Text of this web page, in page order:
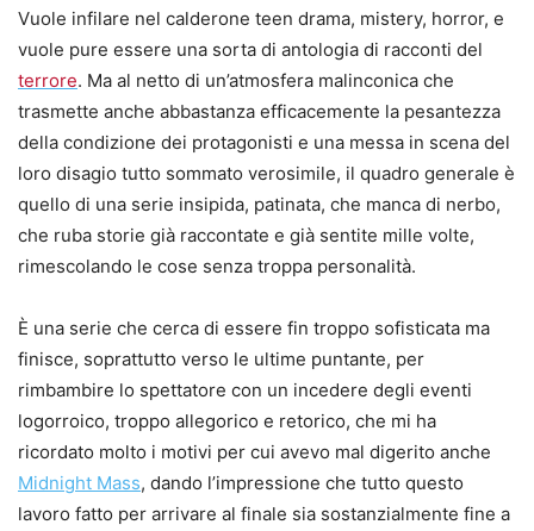
Vuole infilare nel calderone teen drama, mistery, horror, e
vuole pure essere una sorta di antologia di racconti del
terrore. Ma al netto di un’atmosfera malinconica che
trasmette anche abbastanza efficacemente la pesantezza
della condizione dei protagonisti e una messa in scena del
loro disagio tutto sommato verosimile, il quadro generale è
quello di una serie insipida, patinata, che manca di nerbo,
che ruba storie già raccontate e già sentite mille volte,
rimescolando le cose senza troppa personalità.
È una serie che cerca di essere fin troppo sofisticata ma
finisce, soprattutto verso le ultime puntante, per
rimbambire lo spettatore con un incedere degli eventi
logorroico, troppo allegorico e retorico, che mi ha
ricordato molto i motivi per cui avevo mal digerito anche
Midnight Mass, dando l’impressione che tutto questo
lavoro fatto per arrivare al finale sia sostanzialmente fine a